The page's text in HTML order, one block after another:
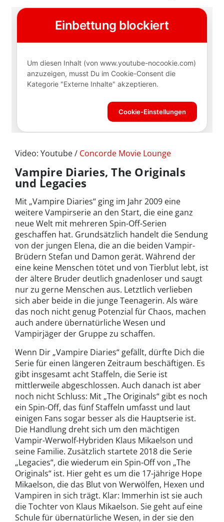
Video: Youtube / Concorde Movie Lounge
Vampire Diaries, The Originals
und Legacies
Mit „Vampire Diaries“ ging im Jahr 2009 eine
weitere Vampirserie an den Start, die eine ganz
neue Welt mit mehreren Spin-Off-Serien
geschaffen hat. Grundsätzlich handelt die Sendung
von der jungen Elena, die an die beiden Vampir-
Brüdern Stefan und Damon gerät. Während der
eine keine Menschen tötet und von Tierblut lebt, ist
der ältere Bruder deutlich gnadenloser und saugt
nur zu gerne Menschen aus. Letztlich verlieben
sich aber beide in die junge Teenagerin. Als wäre
das noch nicht genug Potenzial für Chaos, machen
auch andere übernatürliche Wesen und
Vampirjäger der Gruppe zu schaffen.
Wenn Dir „Vampire Diaries“ gefällt, dürfte Dich die
Serie für einen längeren Zeitraum beschäftigen. Es
gibt insgesamt acht Staffeln, die Serie ist
mittlerweile abgeschlossen. Auch danach ist aber
noch nicht Schluss: Mit „The Originals“ gibt es noch
ein Spin-Off, das fünf Staffeln umfasst und laut
einigen Fans sogar besser als die Hauptserie ist.
Die Handlung dreht sich um den mächtigen
Vampir-Werwolf-Hybriden Klaus Mikaelson und
seine Familie. Zusätzlich startete 2018 die Serie
„Legacies“, die wiederum ein Spin-Off von „The
Originals“ ist. Hier geht es um die 17-jährige Hope
Mikaelson, die das Blut von Werwölfen, Hexen und
Vampiren in sich trägt. Klar: Immerhin ist sie auch
die Tochter von Klaus Mikaelson. Sie geht auf eine
Schule für übernatürliche Wesen, in der sie den